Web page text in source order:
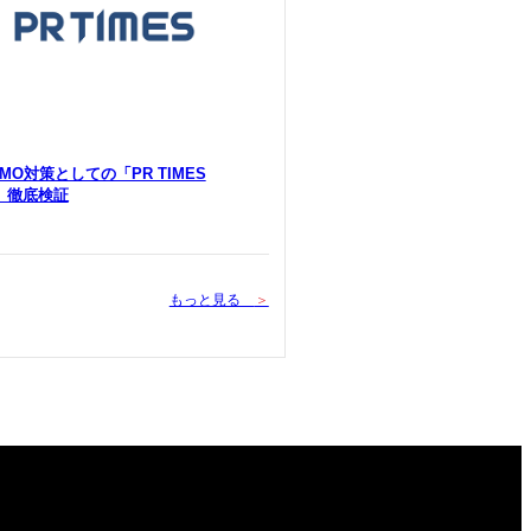
対策としての「PR TIMES
徹底検証
もっと見る ＞